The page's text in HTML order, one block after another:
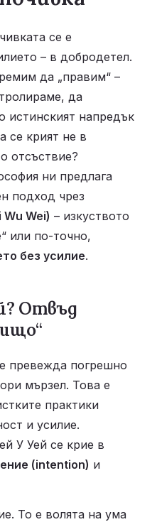
се е
– в добродетел.
да „правим“ –
да
истинският напредък
се крият не в
отсъствие?
ни предлага
подход чрез
Wei) – изкуството
или по-точно,
без усилие.
Отвъд
превежда погрешно
мързел. Това е
практики
и усилие.
У Уей се крие в
(intention)
и
То е волята на ума